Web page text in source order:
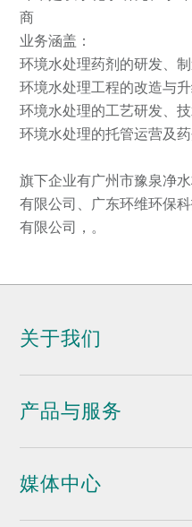
商
业务涵盖：
环境水处理药剂的研发、
环境水处理工程的改造与
环境水处理的工艺研发、
环境水处理的托管运营及
旗下企业有广州市豫泉净
有限公司、广东环维环保
有限公司，。
关于我们
产品与服务
媒体中心